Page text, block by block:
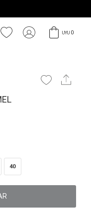
UYU 0
40